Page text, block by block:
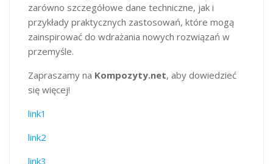
zarówno szczegółowe dane techniczne, jak i
przykłady praktycznych zastosowań, które mogą
zainspirować do wdrażania nowych rozwiązań w
przemyśle.
Zapraszamy na Kompozyty.net, aby dowiedzieć
się więcej!
link1
link2
link3